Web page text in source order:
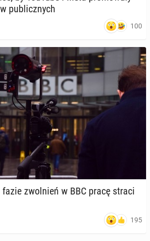
pu­blicz­nych
100
fazie zwol­nień w BBC pracę straci
195